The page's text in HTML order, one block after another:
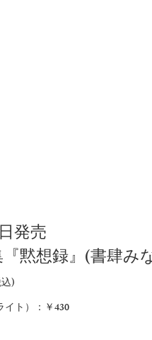
発売
黙想録』(書肆み
)
ト）：￥430